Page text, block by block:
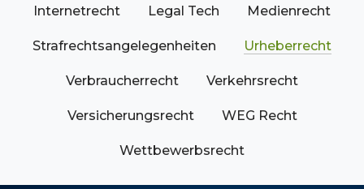
Internetrecht Legal Tech Medienrecht
Strafrechtsangelegenheiten Urheberrecht
Verbraucherrecht Verkehrsrecht
Versicherungsrecht WEG Recht
Wettbewerbsrecht